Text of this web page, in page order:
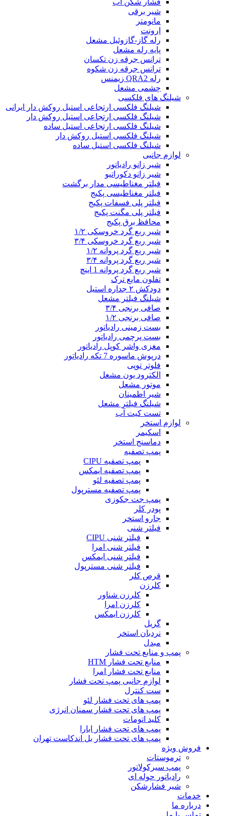
شیر برقی
مانومتر
ارونت
رله گاز-گازوئیل مشعل
پایه رله مشعل
ترانس جرقه زن تکسان
ترانس جرقه زن شکوه
رله QRA2 زیمنس
چشمی مشعل
شیلنگ های فلکسی
شیلنگ فلکسی ارتجاعی استیل روکش دار ایرانی
شیلنگ فلکسی ارتجاعی استیل روکش دار
شیلنگ فلکسی ارتجاعی استیل ساده
شیلنگ فلکسی استیل روکش دار
شیلنگ فلکسی استیل ساده
لوازم جانبی
شیر زانو رادیاتور
شیر زانو دکوراتیو
فیلتر مغناطیسی مدار برگشت
فیلتر مغناطیسی پکیج
فیلتر پلی فسفات پکیج
فیلتر پلی مگنت پکیج
محافظ برق پکیج
شیر ربع گرد خروسکی ۱/۲
شیر ربع گرد خروسکی ۳/۴
شیر ربع گرد پروانه ۱/۲
شیر ربع گرد پروانه ۳/۴
شیر ربع گرد پروانه 1 اینچ
تفلون مایع ترک
دودکش ۲ جداره استیل
شیلنگ فیلتر مشعل
صافی برنجی ۳/۴
صافی برنجی ۱/۲
بست زمینی رادیاتور
بست پرچمی رادیاتور
مغزی واشر کوپل رادیاتور
درپوش ماسوره 7 تکه رادیاتور
فلوتر توپی
الکترود یون مشعل
موتور مشعل
شیر اطمینان
شیلنگ فیلتر مشعل
تست کیت آب
لوازم استخر
اسکیمر
دماسنج استخر
پمپ تصفیه
پمپ تصفیه CIPU
پمپ تصفیه ایمکس
پمپ تصفیه لئو
پمپ تصفیه مسترپول
پمپ جت جکوزی
پودر کلر
جارو استخر
فیلتر شنی
فیلتر شنی CIPU
فیلتر شنی امرا
فیلتر شنی ایمکس
فیلتر شنی مسترپول
قرص کلر
کلرزن
کلرزن شناور
کلرزن امرا
کلرزن ایمکس
گریل
نردبان استخر
مبدل
پمپ و منابع تحت فشار
منابع تحت فشار HTM‎
منابع تحت فشار امرا
لوازم جانبی پمپ تحت فشار
ست کنترل
پمپ های تحت فشار لئو
پمپ های تحت فشار سمنان انرژی
کلید اتومات
پمپ های تحت فشار ابارا
پمپ های تحت فشار بل اندکاست تهران
فروش ویژه
ترموستات
پمپ سیرکولاتور
رادیاتور حوله ای
شیر فشارشکن
خدمات
درباره ما